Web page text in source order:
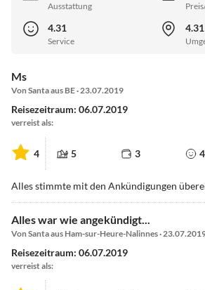
Ausstattung
4.31
Service
4.31
Ms
Von Santa aus BE · 23.07.2019
Reisezeitraum: 06.07.2019
verreist als:
4 5 3 4
Alles stimmte mit den Ankündigungen
Alles war wie angekündigt...
Von Santa aus Ham-sur-Heure-Nalinnes ·
Reisezeitraum: 06.07.2019
verreist als: